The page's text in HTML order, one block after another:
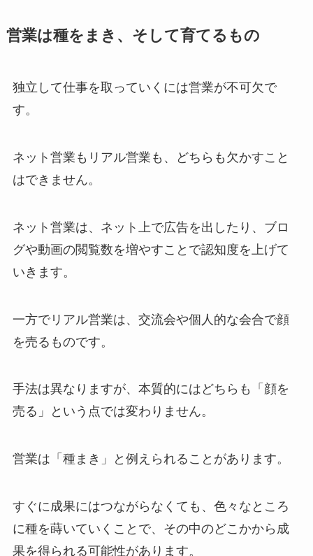
営業は種をまき、そして育てるもの
独立して仕事を取っていくには営業が不可欠で
す。
ネット営業もリアル営業も、どちらも欠かすこと
はできません。
ネット営業は、ネット上で広告を出したり、ブロ
グや動画の閲覧数を増やすことで認知度を上げて
いきます。
一方でリアル営業は、交流会や個人的な会合で顔
を売るものです。
手法は異なりますが、本質的にはどちらも「顔を
売る」という点では変わりません。
営業は「種まき」と例えられることがあります。
すぐに成果にはつながらなくても、色々なところ
に種を蒔いていくことで、その中のどこかから成
果を得られる可能性があります。